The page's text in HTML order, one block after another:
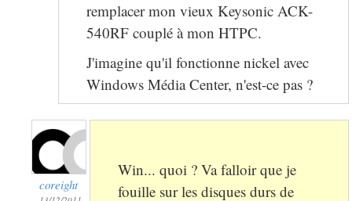
remplacer mon vieux Keysonic ACK-
540RF couplé à mon HTPC.
J'imagine qu'il fonctionne nickel avec
Windows Média Center, n'est-ce pas ?
coreight
Win... quoi ? Va falloir que je
fouille sur les disques durs de